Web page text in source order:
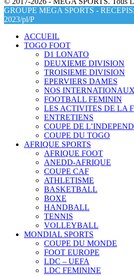
GROUPE MEGA SPORTS -
2023/pl/P
ACCUEIL
TOGO FOOT
D1 LONATO
DEUXIEME DIVISION
TROISIEME DIVISION
EPERVIERS DAMES
NOS INTERNATIONAUX
FOOTBALL FEMININ
LES ACTIVITES DE LA
ENTRETIENS
COUPE DE
COUPE DU TOGO
AFRIQUE SPORTS
AFRIQUE FOOT
ANEDD-AFRIQUE
COUPE CAF
ATHLETISME
BASKETBALL
BOXE
HANDBALL
TENNIS
VOLLEYBALL
MONDIAL SPORTS
COUPE DU MONDE
FOOT EUROPE
LDC – UEFA
LDC FEMININE